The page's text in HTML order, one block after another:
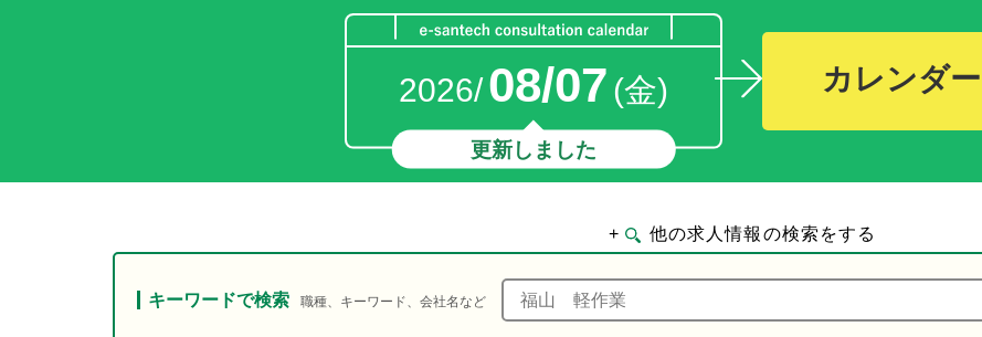
2026/08/07 (金)
更新しました
カレンダー
+ 他の求人情報の検索をする
キーワードで検索 職種、キーワード、会社名など